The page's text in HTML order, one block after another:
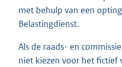
met behulp van een
Belastingdienst.
Als de raads- en
niet kiezen voor het fictief